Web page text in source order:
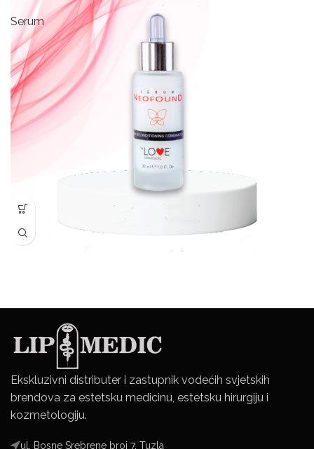
Serum
Ekskluzivni distributer i zastupnik vodećih svjetskih
brendova za estetsku medicinu, estetsku hirurgiju i
kozmetologiju.
ul. Bosne Srebrene broj 7, Tuzla